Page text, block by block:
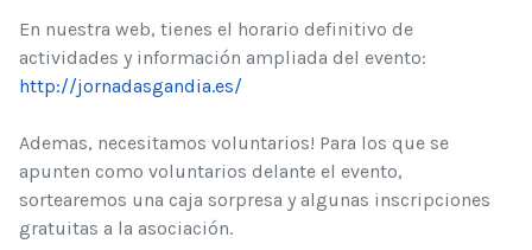
En nuestra web, tienes el horario definitivo de
actividades y información ampliada del evento:
http://jornadasgandia.es/
Ademas, necesitamos voluntarios! Para los que se
apunten como voluntarios delante el evento,
sortearemos una caja sorpresa y algunas inscripciones
gratuitas a la asociación.